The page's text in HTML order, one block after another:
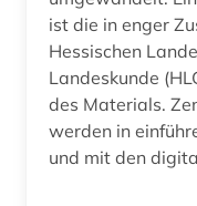
bayern (24)
ist die in enger
Hessischen
Landeskunde
des Materials.
werden in
und mit den